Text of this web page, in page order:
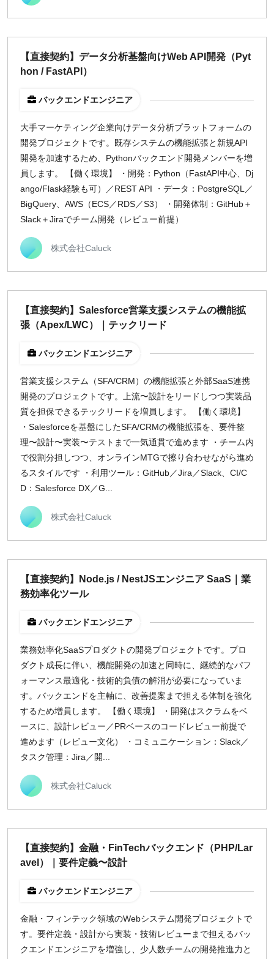
【直接契約】データ分析基盤向けWeb API開発（Pyt
hon / FastAPI）
バックエンドエンジニア
大手マーケティング企業向けデータ分析プラットフォームの
開発プロジェクトです。既存システムの機能拡張と新規API
開発を加速するため、Pythonバックエンド開発メンバーを増
員します。 【働く環境】 ・開発：Python（FastAPI中心、Dj
ango/Flask経験も可）／REST API ・データ：PostgreSQL／
BigQuery、AWS（ECS／RDS／S3） ・開発体制：GitHub＋
Slack＋Jiraでチーム開発（レビュー前提）
株式会社Caluck
【直接契約】Salesforce営業支援システムの機能拡
張（Apex/LWC）｜テックリード
バックエンドエンジニア
営業支援システム（SFA/CRM）の機能拡張と外部SaaS連携
開発のプロジェクトです。上流〜設計をリードしつつ実装品
質を担保できるテックリードを増員します。 【働く環境】
・Salesforceを基盤にしたSFA/CRMの機能拡張を、要件整
理〜設計〜実装〜テストまで一気通貫で進めます ・チーム内
で役割分担しつつ、オンラインMTGで擦り合わせながら進め
るスタイルです ・利用ツール：GitHub／Jira／Slack、CI/C
D：Salesforce DX／G...
株式会社Caluck
【直接契約】Node.js / NestJSエンジニア SaaS｜業
務効率化ツール
バックエンドエンジニア
業務効率化SaaSプロダクトの開発プロジェクトです。プロ
ダクト成長に伴い、機能開発の加速と同時に、継続的なパフ
ォーマンス最適化・技術的負債の解消が必要になっていま
す。バックエンドを主軸に、改善提案まで担える体制を強化
するため増員します。 【働く環境】 ・開発はスクラムをベ
ースに、設計レビュー／PRベースのコードレビュー前提で
進めます（レビュー文化） ・コミュニケーション：Slack／
タスク管理：Jira／開...
株式会社Caluck
【直接契約】金融・FinTechバックエンド（PHP/Lar
avel）｜要件定義〜設計
バックエンドエンジニア
金融・フィンテック領域のWebシステム開発プロジェクトで
す。要件定義・設計から実装・技術レビューまで担えるバッ
クエンドエンジニアを増強し、少人数チームの開発推進力と